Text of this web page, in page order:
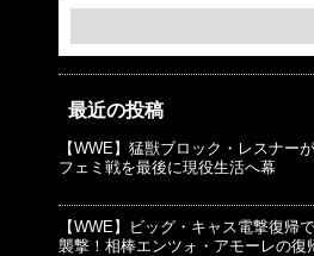
最近の投稿
【WWE】猛獣ブロック・レスナー
フェミ戦を最後に現役生活へ幕
【WWE】ビッグ・キャス電撃復帰
襲撃！相棒エンツォ・アモーレの復
© プロレスJunkie ～WWEの